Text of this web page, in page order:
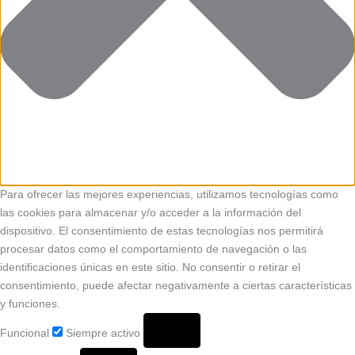
Para ofrecer las mejores experiencias, utilizamos tecnologías como
las cookies para almacenar y/o acceder a la información del
dispositivo. El consentimiento de estas tecnologías nos permitirá
procesar datos como el comportamiento de navegación o las
identificaciones únicas en este sitio. No consentir o retirar el
consentimiento, puede afectar negativamente a ciertas características
y funciones.
Funcional Siempre activo